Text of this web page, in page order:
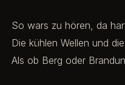
So wars zu hören, da
Die kühlen Wellen und
Als ob Berg oder